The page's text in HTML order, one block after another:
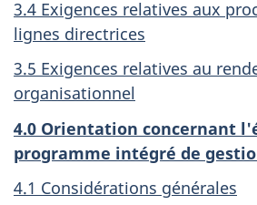
3.4 Exigences relatives aux
lignes directrices
3.5 Exigences relatives au
organisationnel
4.0 Orientation concernant
programme intégré de
4.1 Considérations générales